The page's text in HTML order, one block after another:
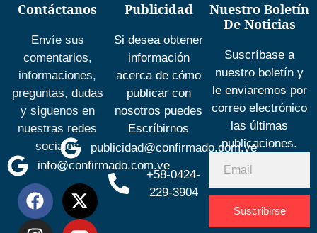
Contáctanos
Envíe sus
comentarios,
informaciones,
preguntas, dudas
y síguenos en
nuestras redes
sociales
info@confirmado.com.ve
Publicidad
Si desea obtener
información
acerca de cómo
publicar con
nosotros puedes
Escríbirnos
publicidad@confirmado.com.ve
+58-0424-
229-3904
Nuestro Boletín
De Noticias
Suscríbase a
nuestro boletín y
le enviaremos por
correo electrónico
las últimas
publicaciones.
Suscribirse